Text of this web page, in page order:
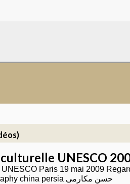
UNESCO
Paris 19 mai 2009
Fun Zeng iran chine calligraphy china persia حسن مکارمی